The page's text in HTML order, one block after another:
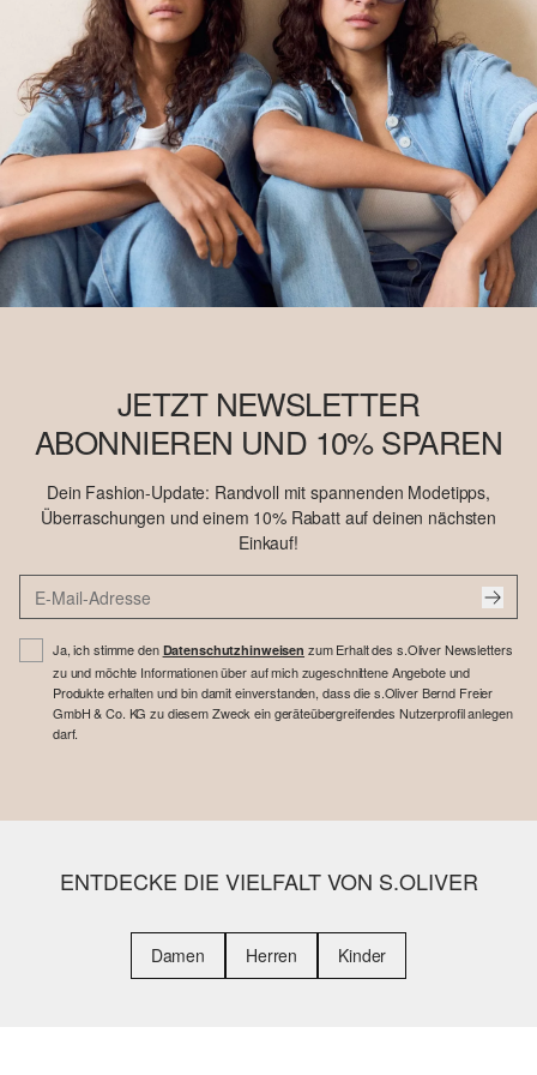
JETZT NEWSLETTER
ABONNIEREN UND 10% SPAREN
Dein Fashion-Update: Randvoll mit spannenden Modetipps,
Überraschungen und einem 10% Rabatt auf deinen nächsten
Einkauf!
Ja, ich stimme den Datenschutzhinweisen zum Erhalt des s.Oliver Newsletters
zu und möchte Informationen über auf mich zugeschnittene Angebote und
Produkte erhalten und bin damit einverstanden, dass die s.Oliver Bernd Freier
GmbH & Co. KG zu diesem Zweck ein geräteübergreifendes Nutzerprofil anlegen
darf.
ENTDECKE DIE VIELFALT VON S.OLIVER
Damen Herren Kinder